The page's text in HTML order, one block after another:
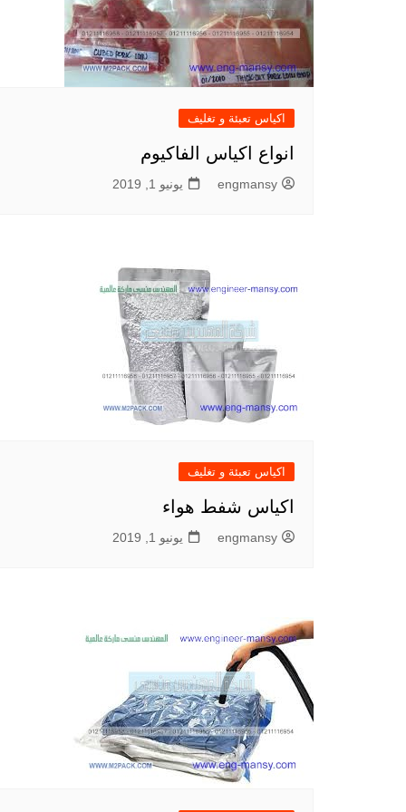
اكياس تعبئة و تغليف
انواع اكياس الفاكيوم
engmansy يونيو 1, 2019
اكياس تعبئة و تغليف
اكياس شفط هواء
engmansy يونيو 1, 2019